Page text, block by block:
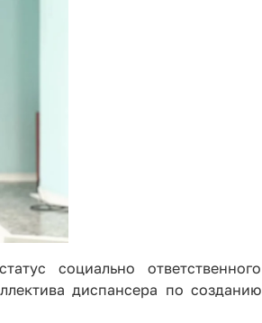
социально ответственного
диспансера по созданию